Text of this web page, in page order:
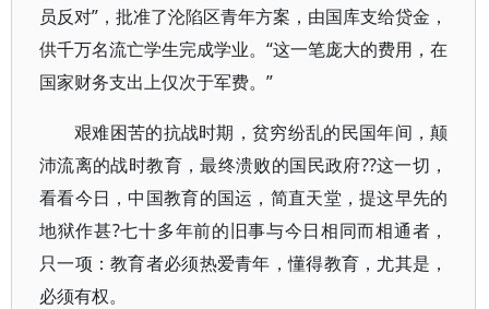
员反对”，批准了沦陷区青年方案，由国库支给贷金，
供千万名流亡学生完成学业。“这一笔庞大的费用，在
国家财务支出上仅次于军费。”
艰难困苦的抗战时期，贫穷纷乱的民国年间，颠
沛流离的战时教育，最终溃败的国民政府??这一切，
看看今日，中国教育的国运，简直天堂，提这早先的
地狱作甚?七十多年前的旧事与今日相同而相通者，
只一项：教育者必须热爱青年，懂得教育，尤其是，
必须有权。